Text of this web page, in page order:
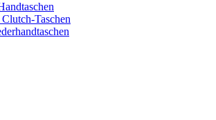
Taschen